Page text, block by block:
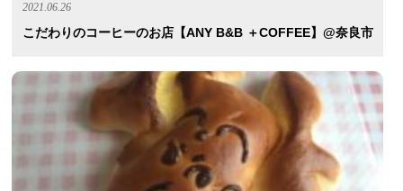
2021.06.26
こだわりのコーヒーのお店【ANY B&B ＋COFFEE】@奈良市